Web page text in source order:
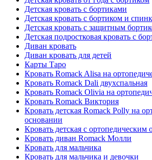
Детская кровать с бортиками
Детская кровать с бортиком и
Детская кровать с защитным
Детская подростковая кровать с
Диван кровать
Диван кровать для детей
Карты Таро
Кровать Romack Alisa на
Кровать Romack Dali двухспальная
Кровать Romack Olivia на
Кровать Romack Виктория
Кровать детская Romack Polly на
основании
Кровать детская с ортопедическим
Кровать диван Romack Молли
Кровать для мальчика
Кровать для мальчика и девочки